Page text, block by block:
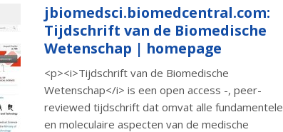
jbiomedsci.biomedcentral.com:
Tijdschrift van de Biomedische
Wetenschap | homepage
<p><i>Tijdschrift van de Biomedische
Wetenschap</i> is een open access -, peer-
reviewed tijdschrift dat omvat alle fundamentele
en moleculaire aspecten van de medische